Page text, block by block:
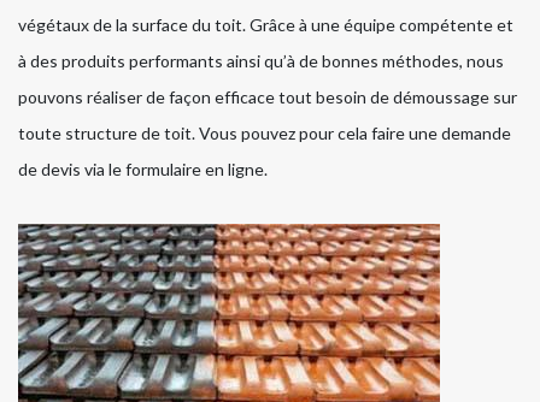
végétaux de la surface du toit. Grâce à une équipe compétente et
à des produits performants ainsi qu’à de bonnes méthodes, nous
pouvons réaliser de façon efficace tout besoin de démoussage sur
toute structure de toit. Vous pouvez pour cela faire une demande
de devis via le formulaire en ligne.